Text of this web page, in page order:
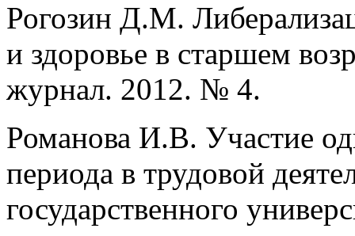
Рогозин Д.М.
и здоровье в старшем
журнал. 2012. № 4.
Романова И.В. Участие
периода в трудовой
государственного